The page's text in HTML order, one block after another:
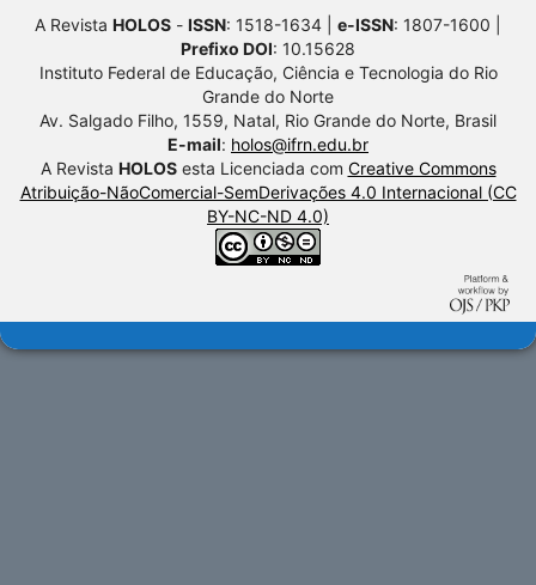
A Revista HOLOS - ISSN: 1518-1634 | e-ISSN: 1807-1600 |
Prefixo DOI: 10.15628
Instituto Federal de Educação, Ciência e Tecnologia do Rio
Grande do Norte
Av. Salgado Filho, 1559, Natal, Rio Grande do Norte, Brasil
E-mail: holos@ifrn.edu.br
A Revista HOLOSesta Licenciada com Creative Commons
Atribuição-NãoComercial-SemDerivações 4.0 Internacional (CC
BY-NC-ND 4.0)